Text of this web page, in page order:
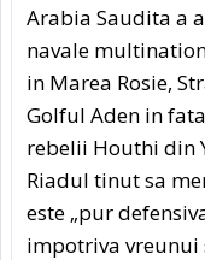
Arabia Saudita a
navale
in Marea Rosie,
Golful Aden in
rebelii Houthi din
Riadul tinut sa
este „pur
impotriva vreunui